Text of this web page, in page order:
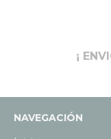
¡
NAVEGACIÓN